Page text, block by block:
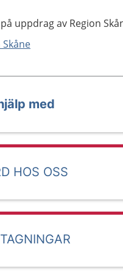
uppdrag av Region
med
HOS OSS